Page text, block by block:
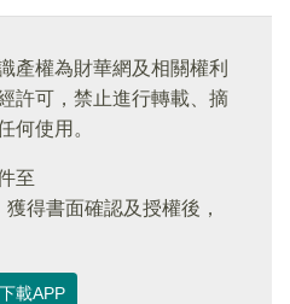
產權為財華網及相關權利
許可，禁止進行轉載、摘
何使用。
至
獲得書面確認及授權後，
載APP